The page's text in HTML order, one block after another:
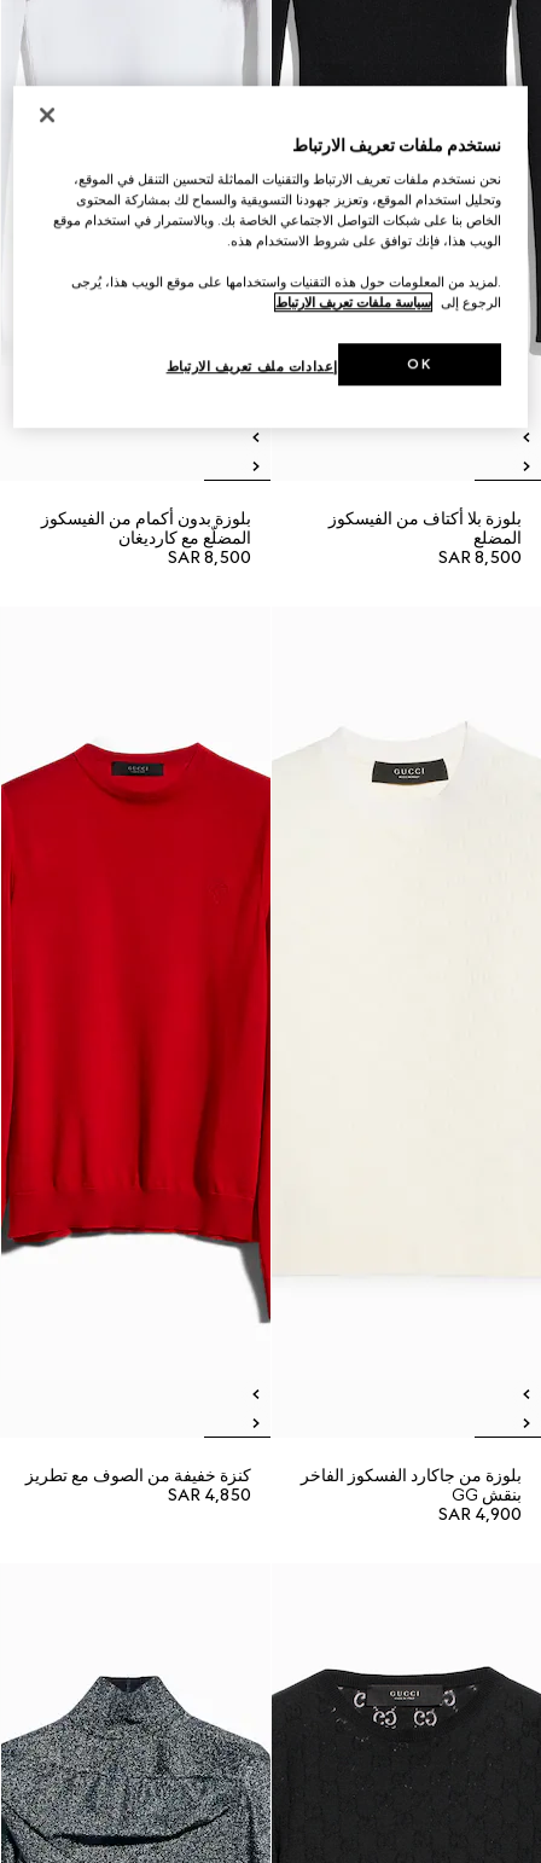
بلوزة بلا أكتاف من الفيسكوز
المضلع
SAR 8,500
بلوزة بدون أكمام من الفيسكوز
المضلّع مع كارديغان
SAR 8,500
بلوزة من جاكارد الفسكوز الفاخر
بنقش GG
SAR 4,900
كنزة خفيفة من الصوف مع تطريز
SAR 4,850
نستخدم ملفات تعريف الارتباط
نحن نستخدم ملفات تعريف الارتباط والتقنيات المماثلة لتحسين التنقل في الموقع،
وتحليل استخدام الموقع، وتعزيز جهودنا التسويقية والسماح لك بمشاركة المحتوى
الخاص بنا على شبكات التواصل الاجتماعي الخاصة بك. وبالاستمرار في استخدام موقع
الويب هذا، فإنك توافق على شروط الاستخدام هذه.
.لمزيد من المعلومات حول هذه التقنيات واستخدامها على موقع الويب هذا، يُرجى
الرجوع إلى سياسة ملفات تعريف الارتباط
إعدادات ملف تعريف الارتباط OK